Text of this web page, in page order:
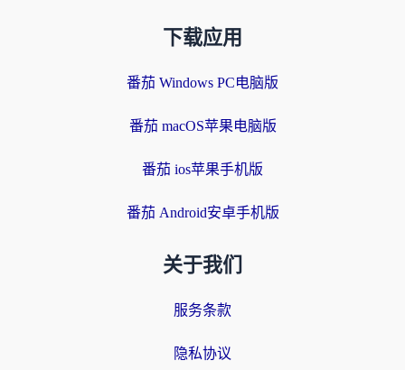
下载应用
番茄 Windows PC电脑版
番茄 macOS苹果电脑版
番茄 ios苹果手机版
番茄 Android安卓手机版
关于我们
服务条款
隐私协议